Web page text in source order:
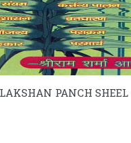
PANCH SHEEL